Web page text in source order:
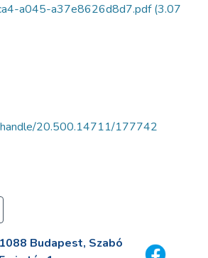
a045-a37e8626d8d7.pdf(3.07
handle/20.500.14711/177742
1088 Budapest, Szabó